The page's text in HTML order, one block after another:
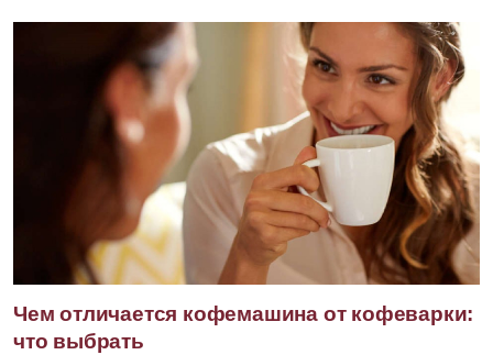
Чем отличается кофемашина от кофеварки:
что выбрать